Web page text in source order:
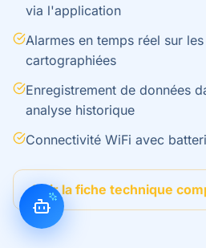
via l'application
Alarmes en temps réel sur
cartographiées
Enregistrement de données
analyse historique
Connectivité WiFi avec
Voir la fiche technique